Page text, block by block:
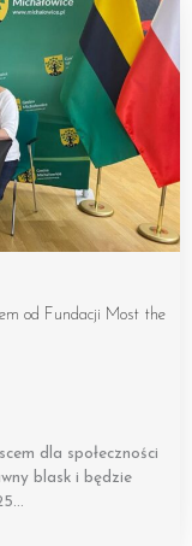
od Fundacji Most the
dla społeczności
blask i będzie